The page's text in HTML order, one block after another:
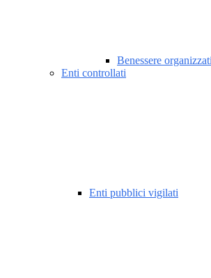
Benessere
Enti controllati
Enti pubblici vigilati